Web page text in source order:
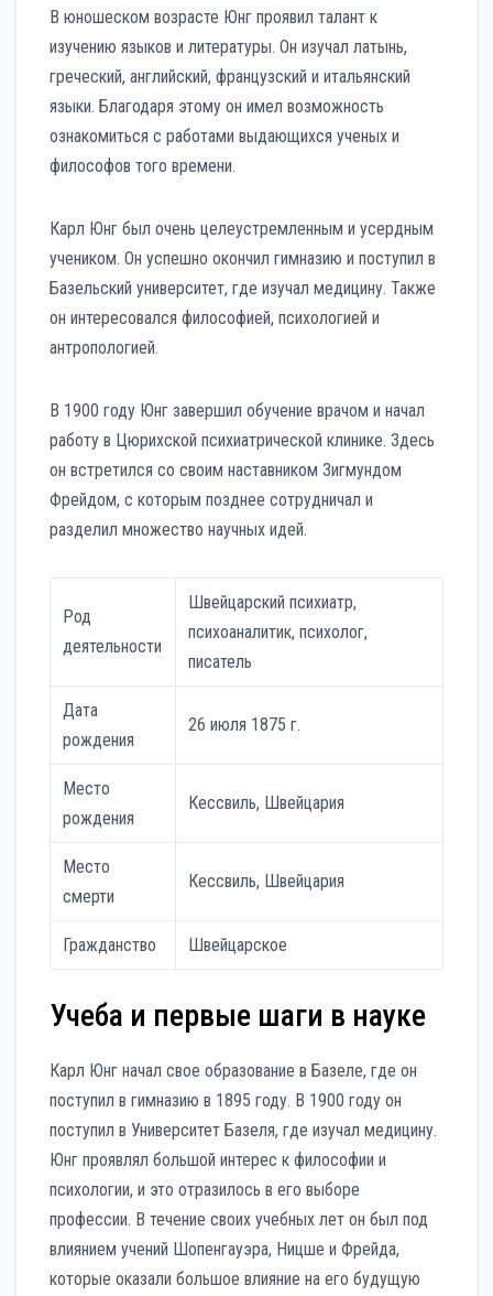
В юношеском возрасте Юнг проявил талант к
изучению языков и литературы. Он изучал латынь,
греческий, английский, французский и итальянский
языки. Благодаря этому он имел возможность
ознакомиться с работами выдающихся ученых и
философов того времени.
Карл Юнг был очень целеустремленным и усердным
учеником. Он успешно окончил гимназию и поступил в
Базельский университет, где изучал медицину. Также
он интересовался философией, психологией и
антропологией.
В 1900 году Юнг завершил обучение врачом и начал
работу в Цюрихской психиатрической клинике. Здесь
он встретился со своим наставником Зигмундом
Фрейдом, с которым позднее сотрудничал и
разделил множество научных идей.
Род
деятельности
Швейцарский психиатр,
психоаналитик, психолог,
писатель
Дата
рождения
26 июля 1875 г.
Место
рождения
Кессвиль, Швейцария
Место
смерти
Кессвиль, Швейцария
Гражданство Швейцарское
Учеба и первые шаги в науке
Карл Юнг начал свое образование в Базеле, где он
поступил в гимназию в 1895 году. В 1900 году он
поступил в Университет Базеля, где изучал медицину.
Юнг проявлял большой интерес к философии и
психологии, и это отразилось в его выборе
профессии. В течение своих учебных лет он был под
влиянием учений Шопенгауэра, Ницше и Фрейда,
которые оказали большое влияние на его будущую